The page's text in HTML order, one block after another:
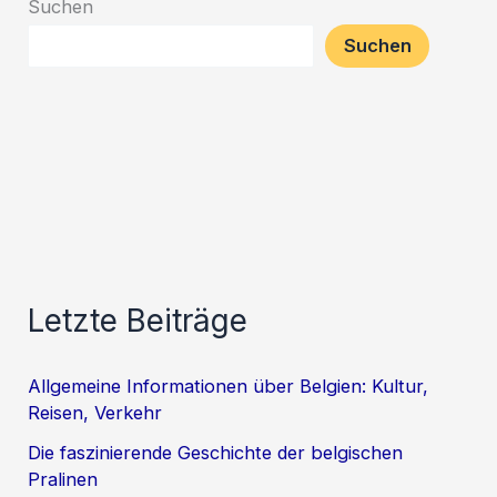
Suchen
Suchen
Letzte Beiträge
Allgemeine Informationen über Belgien: Kultur,
Reisen, Verkehr
Die faszinierende Geschichte der belgischen
Pralinen